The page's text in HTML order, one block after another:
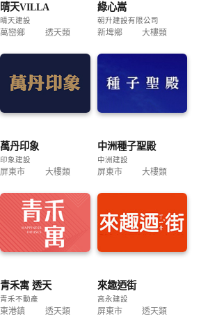
晴天VILLA
晴天建設
萬巒鄉 透天類
綠心嵩
朝升建設有限公司
新埤鄉 大樓類
萬丹印象
印象建設
屏東市 大樓類
中洲種子聖殿
中洲建設
屏東市 大樓類
青禾寓 透天
青禾不動產
東港鎮 透天類
來趣迺街
高永建設
屏東市 透天類